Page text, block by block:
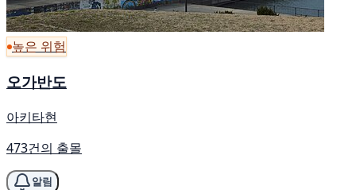
높은 위험
오가반도
아키타현
473건의 출몰
알림